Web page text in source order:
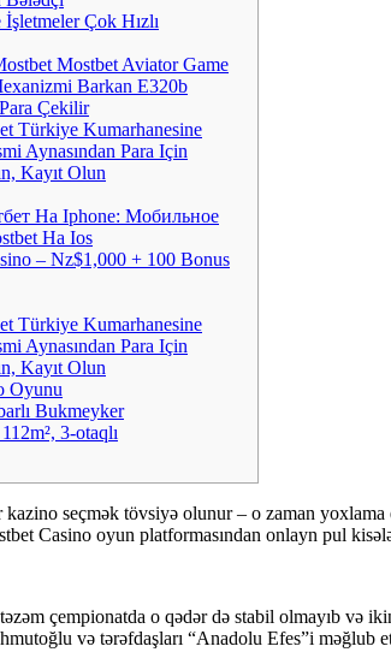
Çok Hızlı
Mostbet Aviator Game
Barkan E320b
Çekilir
Türkiye Kumarhanesine
Aynasından Para Için
Kayıt Olun
На Iphone: Мобильное
На Ios
– Nz$1,000 + 100 Bonus
Türkiye Kumarhanesine
Aynasından Para Için
Kayıt Olun
Oyunu
Bukmeyker
3-otaqlı
kazino seçmək tövsiyə olunur – o zaman
Casino oyun platformasından onlayn pul
çempionatda o qədər də stabil olmayıb və
və tərəfdaşları “Anadolu Efes”i məğlub